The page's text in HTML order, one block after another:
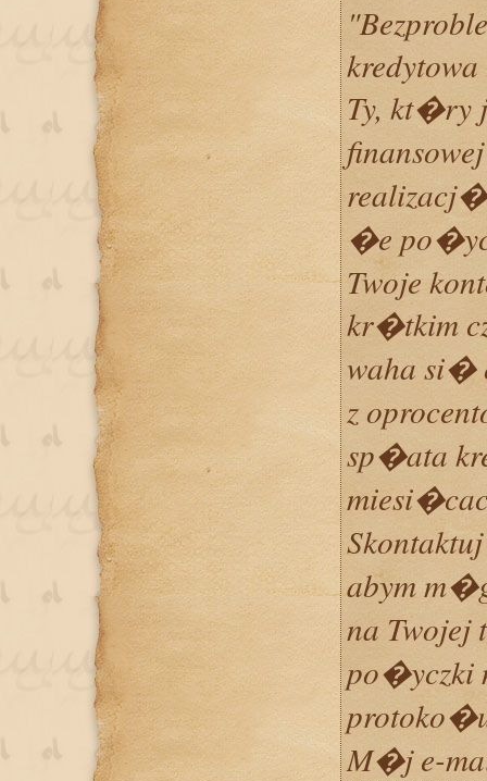
kredytowa
Ty, kt�ry
�e
Twoje
kr�tkim
waha si�
z
sp�ata
abym
na Twojej
po�yczki
M�j e-